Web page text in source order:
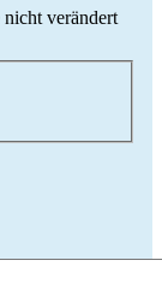
verändert